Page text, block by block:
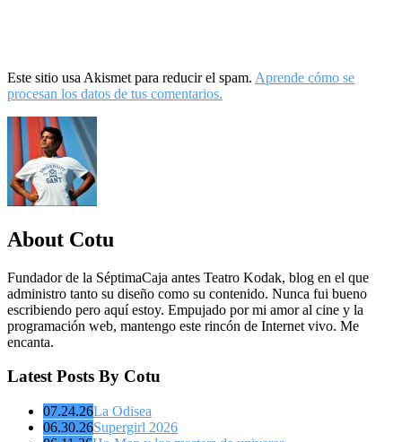
Este sitio usa Akismet para reducir el spam. Aprende cómo se
procesan los datos de tus comentarios.
About Cotu
Fundador de la SéptimaCaja antes Teatro Kodak, blog en el que
administro tanto su diseño como su contenido. Nunca fui bueno
escribiendo pero aquí estoy. Empujado por mi amor al cine y la
programación web, mantengo este rincón de Internet vivo. Me
encanta.
Latest Posts By Cotu
07.24.26La Odisea
06.30.26Supergirl 2026